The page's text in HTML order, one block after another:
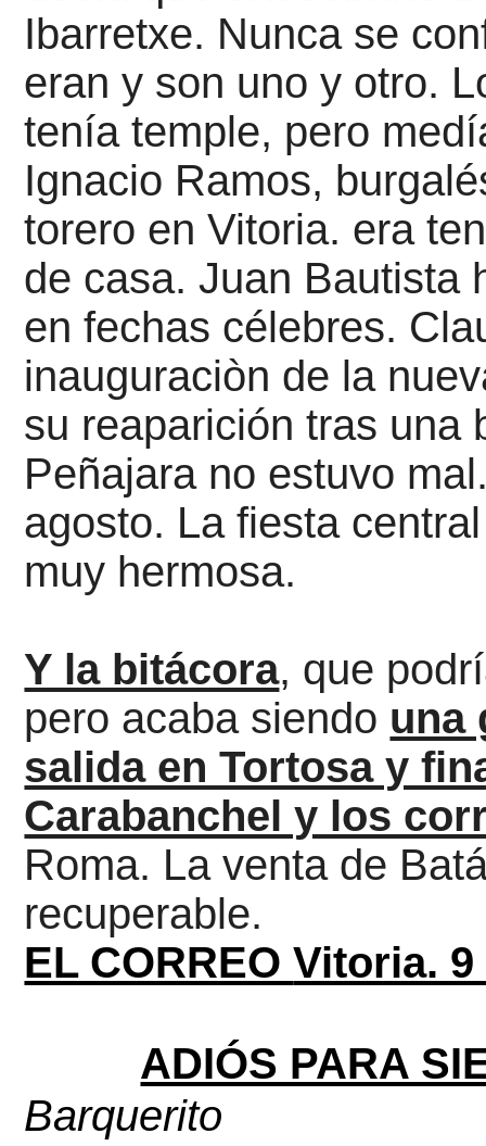
Ibarretxe. Nunca se
eran y son uno y otro.
tenía temple, pero
Ignacio Ramos,
torero en Vitoria. era
de casa.Juan Bautista
en fechas célebres.
inauguraciòn de la
su reaparición tras una
Peñajara no estuvo
agosto. La fiesta
muy hermosa.
Y la bitácora, que
pero acaba siendo una
salida en Tortosa y
Carabanchel y los
Roma. La venta de
recuperable.
EL CORREO Vitoria. 9
ADIÓS PARA
Barquerito